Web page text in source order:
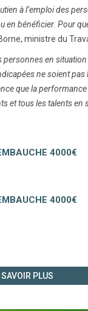
à l’emploi des
en bénéficier. Pour
ministre du
en
ne soient
que la
tous les talents en
4000€
4000€
SAVOIR PLUS